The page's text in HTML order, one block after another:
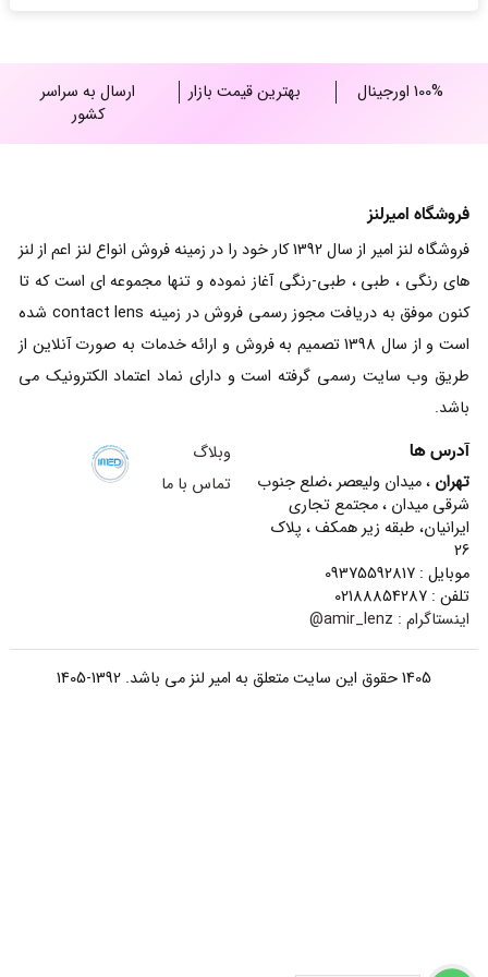
100% اورجینال بهترین قیمت بازار
ارسال به سراسر
کشور
فروشگاه امیرلنز
فروشگاه لنز امیر از سال 1392 کار خود را در زمینه فروش انواع لنز اعم از لنز
های رنگی ، طبی ، طبی-رنگی آغاز نموده و تنها مجموعه ای است که تا
کنون موفق به دریافت مجوز رسمی فروش در زمینه contact lens شده
است و از سال 1398 تصمیم به فروش و ارائه خدمات به صورت آنلاین از
طریق وب سایت رسمی گرفته است و دارای نماد اعتماد الکترونیک می
باشد.
آدرس ها
تهران ، میدان ولیعصر ،ضلع جنوب
شرقی میدان ، مجتمع تجاری
ایرانیان، طبقه زیر همکف ، پلاک
26
موبایل : 09375592817
تلفن : 02188854287
اینستاگرام : amir_lenz@
وبلاگ
تماس با ما
1405 حقوق این سایت متعلق به امیر لنز می باشد. 1392-1405